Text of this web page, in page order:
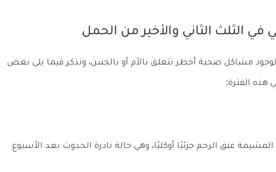
في الثلث الثاني والأخير من الحمل
مشاكل صحية أخطر تتعلق بالأم أو بالجنين، ونذكر فيما يلي بعض
هذه الفترة:
عنق الرحم جزئيًا أوكليًا، وهي حالة نادرة الحدوث بعد الأسبوع